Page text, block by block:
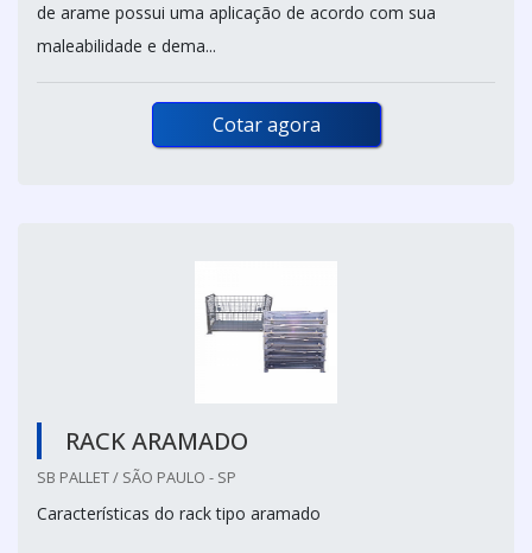
de arame possui uma aplicação de acordo com sua
maleabilidade e dema...
Cotar agora
RACK ARAMADO
SB PALLET / SÃO PAULO - SP
Características do rack tipo aramado